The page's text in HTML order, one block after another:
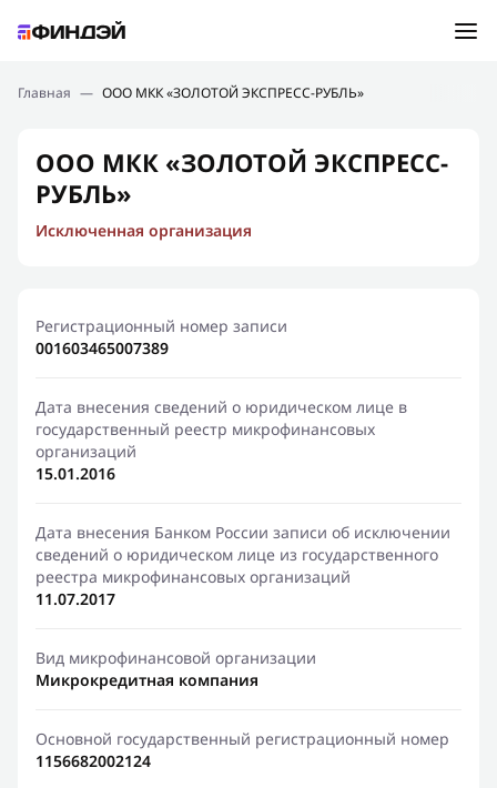
Подбор займа
Новости
Финансовое просвещение
Главная — ООО МКК «ЗОЛОТОЙ ЭКСПРЕСС-РУБЛЬ»
ООО МКК «ЗОЛОТОЙ ЭКСПРЕСС-
РУБЛЬ»
Исключенная организация
Регистрационный номер записи
001603465007389
Дата внесения сведений о юридическом лице в
государственный реестр микрофинансовых
организаций
15.01.2016
Дата внесения Банком России записи об исключении
сведений о юридическом лице из государственного
реестра микрофинансовых организаций
11.07.2017
Вид микрофинансовой организации
Микрокредитная компания
Основной государственный регистрационный номер
1156682002124
Ошибка:Контактная форма не найдена.
Спасибо, что написали нам
Мы свяжемся с Вами в ближайшее время и сообщим
результат